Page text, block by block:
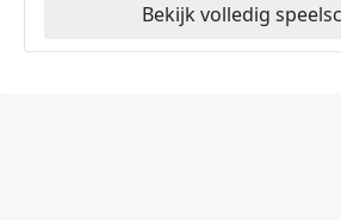
Bekijk volledig